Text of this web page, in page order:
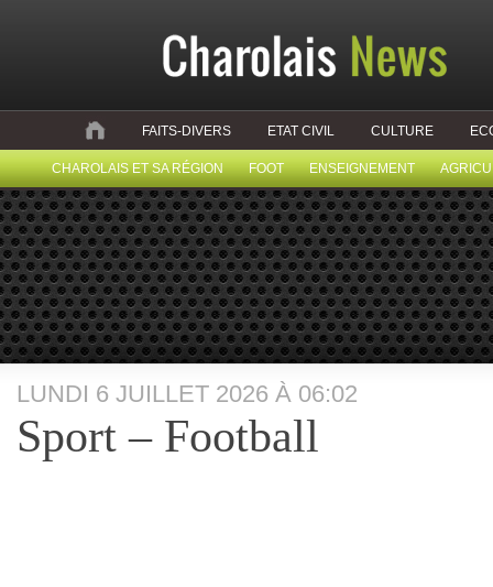
FAITS-DIVERS ETAT CIVIL CULTURE
CHAROLAIS ET SA RÉGION FOOT ENSEIGNEMENT
LUNDI 6 JUILLET 2026 À 06:02
Sport – Football